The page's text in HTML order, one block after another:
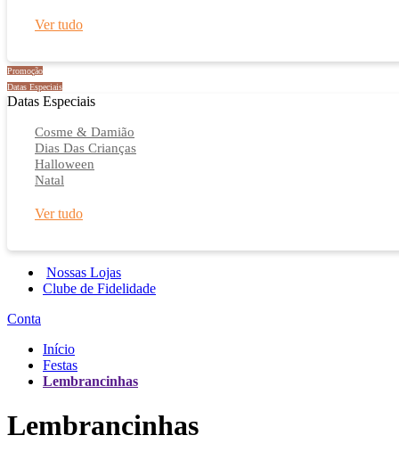
Ver tudo
Promoção
Datas Especiais
Datas Especiais
Cosme & Damião
Dias Das Crianças
Halloween
Natal
Ver tudo
Nossas Lojas
Clube de Fidelidade
Conta
Início
Festas
Lembrancinhas
Lembrancinhas